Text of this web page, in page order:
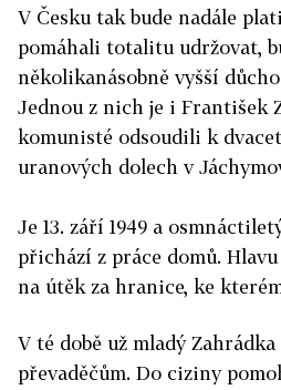
V Česku tak bude nadále
pomáhali totalitu udržovat,
několikanásobně vyšší
Jednou z nich je i František
komunisté odsoudili k
uranových dolech v
Je 13. září 1949 a
přichází z práce domů.
na útěk za hranice, ke
V té době už mladý
převaděčům. Do ciziny